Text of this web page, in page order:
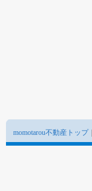
momotarou不動産トップ｜